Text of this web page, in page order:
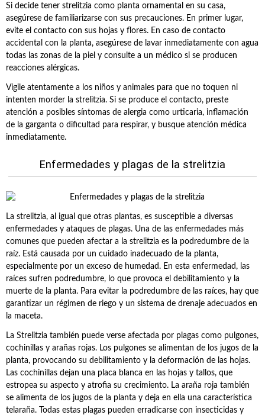
Si decide tener strelitzia como planta ornamental en su casa,
asegúrese de familiarizarse con sus precauciones. En primer lugar,
evite el contacto con sus hojas y flores. En caso de contacto
accidental con la planta, asegúrese de lavar inmediatamente con agua
todas las zonas de la piel y consulte a un médico si se producen
reacciones alérgicas.
Vigile atentamente a los niños y animales para que no toquen ni
intenten morder la strelitzia. Si se produce el contacto, preste
atención a posibles síntomas de alergia como urticaria, inflamación
de la garganta o dificultad para respirar, y busque atención médica
inmediatamente.
Enfermedades y plagas de la strelitzia
La strelitzia, al igual que otras plantas, es susceptible a diversas
enfermedades y ataques de plagas. Una de las enfermedades más
comunes que pueden afectar a la strelitzia es la podredumbre de la
raíz. Está causada por un cuidado inadecuado de la planta,
especialmente por un exceso de humedad. En esta enfermedad, las
raíces sufren podredumbre, lo que provoca el debilitamiento y la
muerte de la planta. Para evitar la podredumbre de las raíces, hay que
garantizar un régimen de riego y un sistema de drenaje adecuados en
la maceta.
La Strelitzia también puede verse afectada por plagas como pulgones,
cochinillas y arañas rojas. Los pulgones se alimentan de los jugos de la
planta, provocando su debilitamiento y la deformación de las hojas.
Las cochinillas dejan una placa blanca en las hojas y tallos, que
estropea su aspecto y atrofia su crecimiento. La araña roja también
se alimenta de los jugos de la planta y deja en ella una característica
telaraña. Todas estas plagas pueden erradicarse con insecticidas y